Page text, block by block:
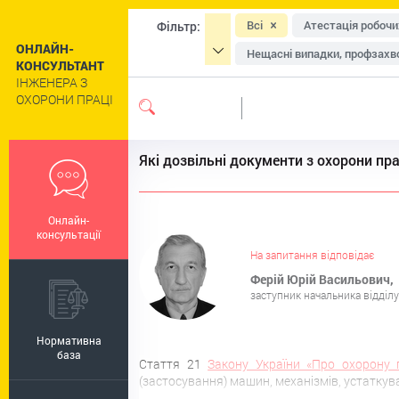
ОНЛАЙН-
КОНСУЛЬТАНТ
ІНЖЕНЕРА З
ОХОРОНИ ПРАЦІ
Онлайн-
консультації
Нормативна
база
Фільтр: Всі Атестація
Нещасні випадки,
Засоби індивідуального
Цивільний захист та
Роботи підвищеної
Регулювання праці окремих
Які дозвільні документи з охорони
На запитання відповідає
Ферій Юрій Васильович,
заступник начальника
Стаття 21Закону України «Про охорону
(застосування) машин, механізмів,